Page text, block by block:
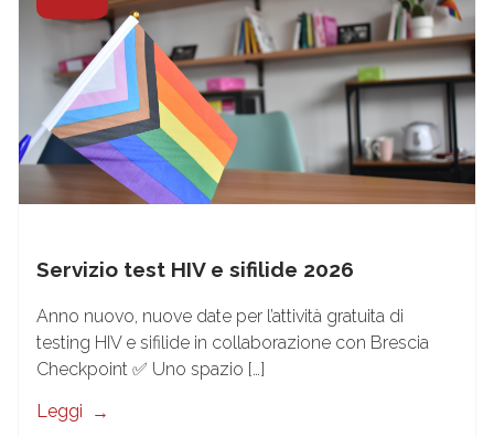
Servizio test HIV e sifilide 2026
Anno nuovo, nuove date per l’attività gratuita di
testing HIV e sifilide in collaborazione con Brescia
Checkpoint ✅ Uno spazio […]
Leggi